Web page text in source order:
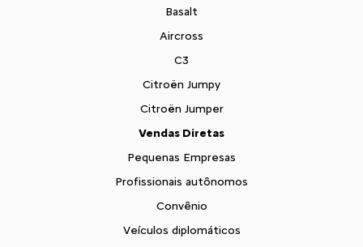
Basalt
Aircross
C3
Citroën Jumpy
Citroën Jumper
Vendas Diretas
Pequenas Empresas
Profissionais autônomos
Convênio
Veículos diplomáticos